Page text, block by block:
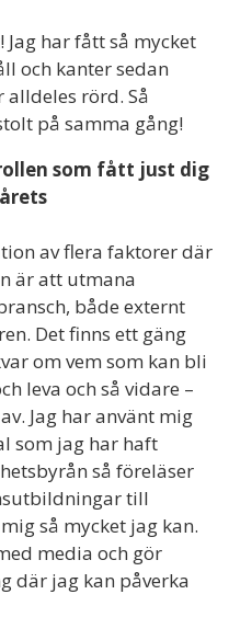
Jag har fått så mycket
och kanter sedan
rörd. Så
på samma gång!
som fått just dig
av flera faktorer där
är att utmana
både externt
Det finns ett gäng
om vem som kan bli
leva och så vidare –
Jag har använt mig
som jag har haft
så föreläser
till
så mycket jag kan.
media och gör
där jag kan påverka